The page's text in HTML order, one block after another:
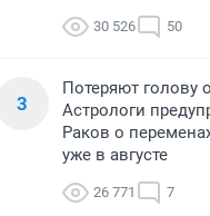
30 526 50
3
Потеряют голову
Астрологи
Раков о
уже в августе
26 771 7